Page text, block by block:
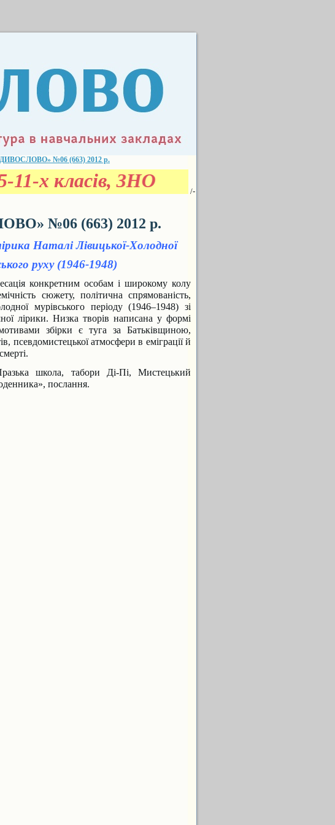
№06 (663) 2012 р.
11-х класів, ЗНО
/-
№06 (663) 2012 р.
Наталі Лівицької-Холодної
руху (1946-1948)
конкретним особам і широкому колу
сюжету, політична спрямованість,
мурівського періоду (1946–1948) зі
лірики. Низка творів написана у формі
збірки є туга за Батьківщиною,
псевдомистецької атмосфери в еміграції й
школа, табори Ді-Пі, Мистецький
послання.